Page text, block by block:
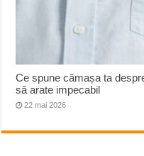
Ce spune cămașa ta
să arate impecabil
22 mai 2026